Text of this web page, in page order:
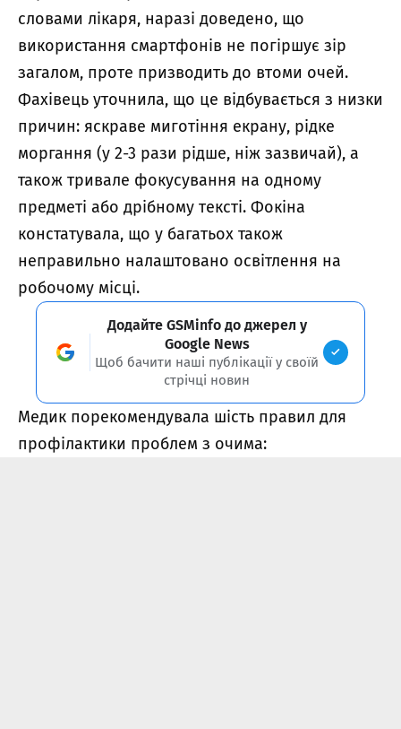
словами лікаря, наразі доведено, що
використання смартфонів не погіршує зір
загалом, проте призводить до втоми очей.
Фахівець уточнила, що це відбувається з низки
причин: яскраве миготіння екрану, рідке
моргання (у 2-3 рази рідше, ніж зазвичай), а
також тривале фокусування на одному
предметі або дрібному тексті. Фокіна
констатувала, що у багатьох також
неправильно налаштовано освітлення на
робочому місці.
Додайте GSMinfo до джерел у
Google News
Щоб бачити наші публікації у своїй
стрічці новин
Медик порекомендувала шість правил для
профілактики проблем з очима: